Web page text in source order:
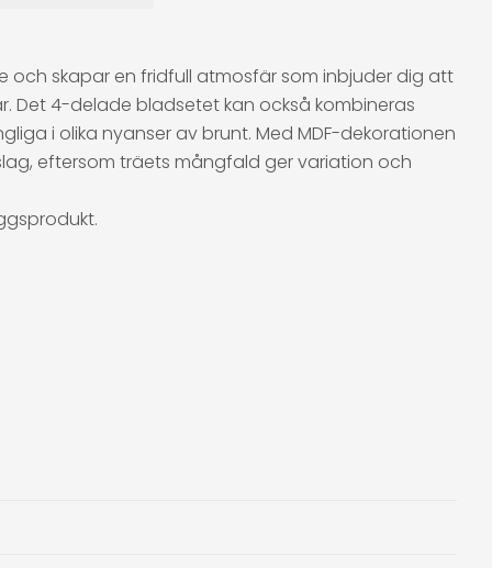
skapar en fridfull atmosfär som inbjuder dig att
Det 4-delade bladsetet kan också kombineras
i olika nyanser av brunt. Med MDF-dekorationen
eftersom träets mångfald ger variation och